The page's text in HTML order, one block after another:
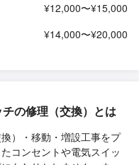
¥12,000〜¥15,000
¥14,000〜¥20,000
の修理（交換）とは
）・移動・増設工事をプ
コンセントや電気スイッ